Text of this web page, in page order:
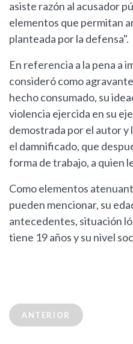
asiste razón al acusador
elementos que permitan
planteada por la defensa".
En referencia a la pena a
consideró como
hecho consumado, su
violencia ejercida en su
demostrada por el autor
el damnificado, que
forma de trabajo, a quien
Como elementos
pueden mencionar, su
antecedentes, situación
tiene 19 años y su nivel
ANTERIOR